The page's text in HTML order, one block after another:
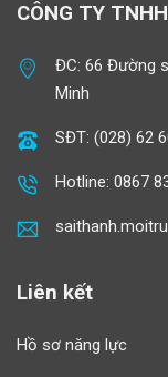
CÔNG TY
ĐC: 66 Đường
Minh
SĐT: (028) 62
Hotline: 0867
Liên kết
Hồ sơ năng lực